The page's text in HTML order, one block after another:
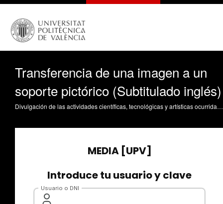
Transferencia de una imagen a un
soporte pictórico (Subtitulado inglés)
Divulgación de las actividades científicas, tecnológicas y artísticas ocurridas en los tres campus de la UPV